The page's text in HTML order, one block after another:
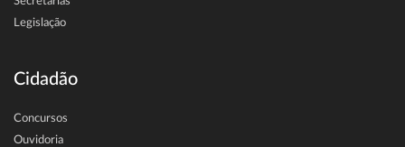
Legislação
Cidadão
Concursos
Ouvidoria